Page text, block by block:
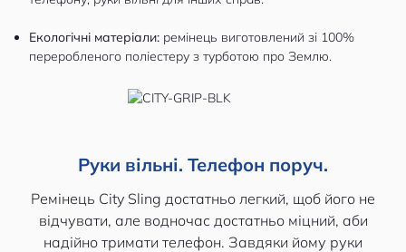
Екологічні матеріали: ремінець виготовлений зі 100%
переробленого поліестеру з турботою про Землю.
Руки вільні. Телефон поруч.
Ремінець City Sling достатньо легкий, щоб його не
відчувати, але водночас достатньо міцний, аби
надійно тримати телефон. Завдяки йому руки